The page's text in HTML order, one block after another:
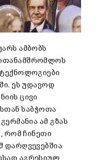
ამბობს
ეს უდავოდ
ცივი
საბჭოთა
ამ გზას
რომ ჩინეთი
დარღვევებშია
აგრესიულ